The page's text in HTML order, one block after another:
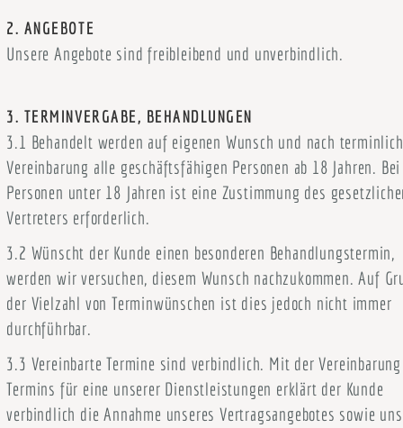
2. ANGEBOTE
Unsere Angebote sind freibleibend und unverbindlich.
3. TERMINVERGABE, BEHANDLUNGEN
3.1 Behandelt werden auf eigenen Wunsch und nach
Vereinbarung alle geschäftsfähigen Personen ab 18 Jahren. Bei
Personen unter 18 Jahren ist eine Zustimmung des
Vertreters erforderlich.
3.2 Wünscht der Kunde einen besonderen Behandlungstermin,
werden wir versuchen, diesem Wunsch nachzukommen. Auf
der Vielzahl von Terminwünschen ist dies jedoch nicht immer
durchführbar.
3.3 Vereinbarte Termine sind verbindlich. Mit der
Termins für eine unserer Dienstleistungen erklärt der Kunde
verbindlich die Annahme unseres Vertragsangebotes sowie